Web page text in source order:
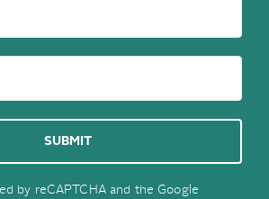
by reCAPTCHA and the Google